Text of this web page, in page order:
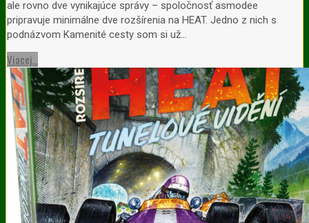
ale rovno dve vynikajúce správy – spoločnosť asmodee
pripravuje minimálne dve rozšírenia na HEAT. Jedno z nich s
podnázvom Kamenité cesty som si už…
Viacej...